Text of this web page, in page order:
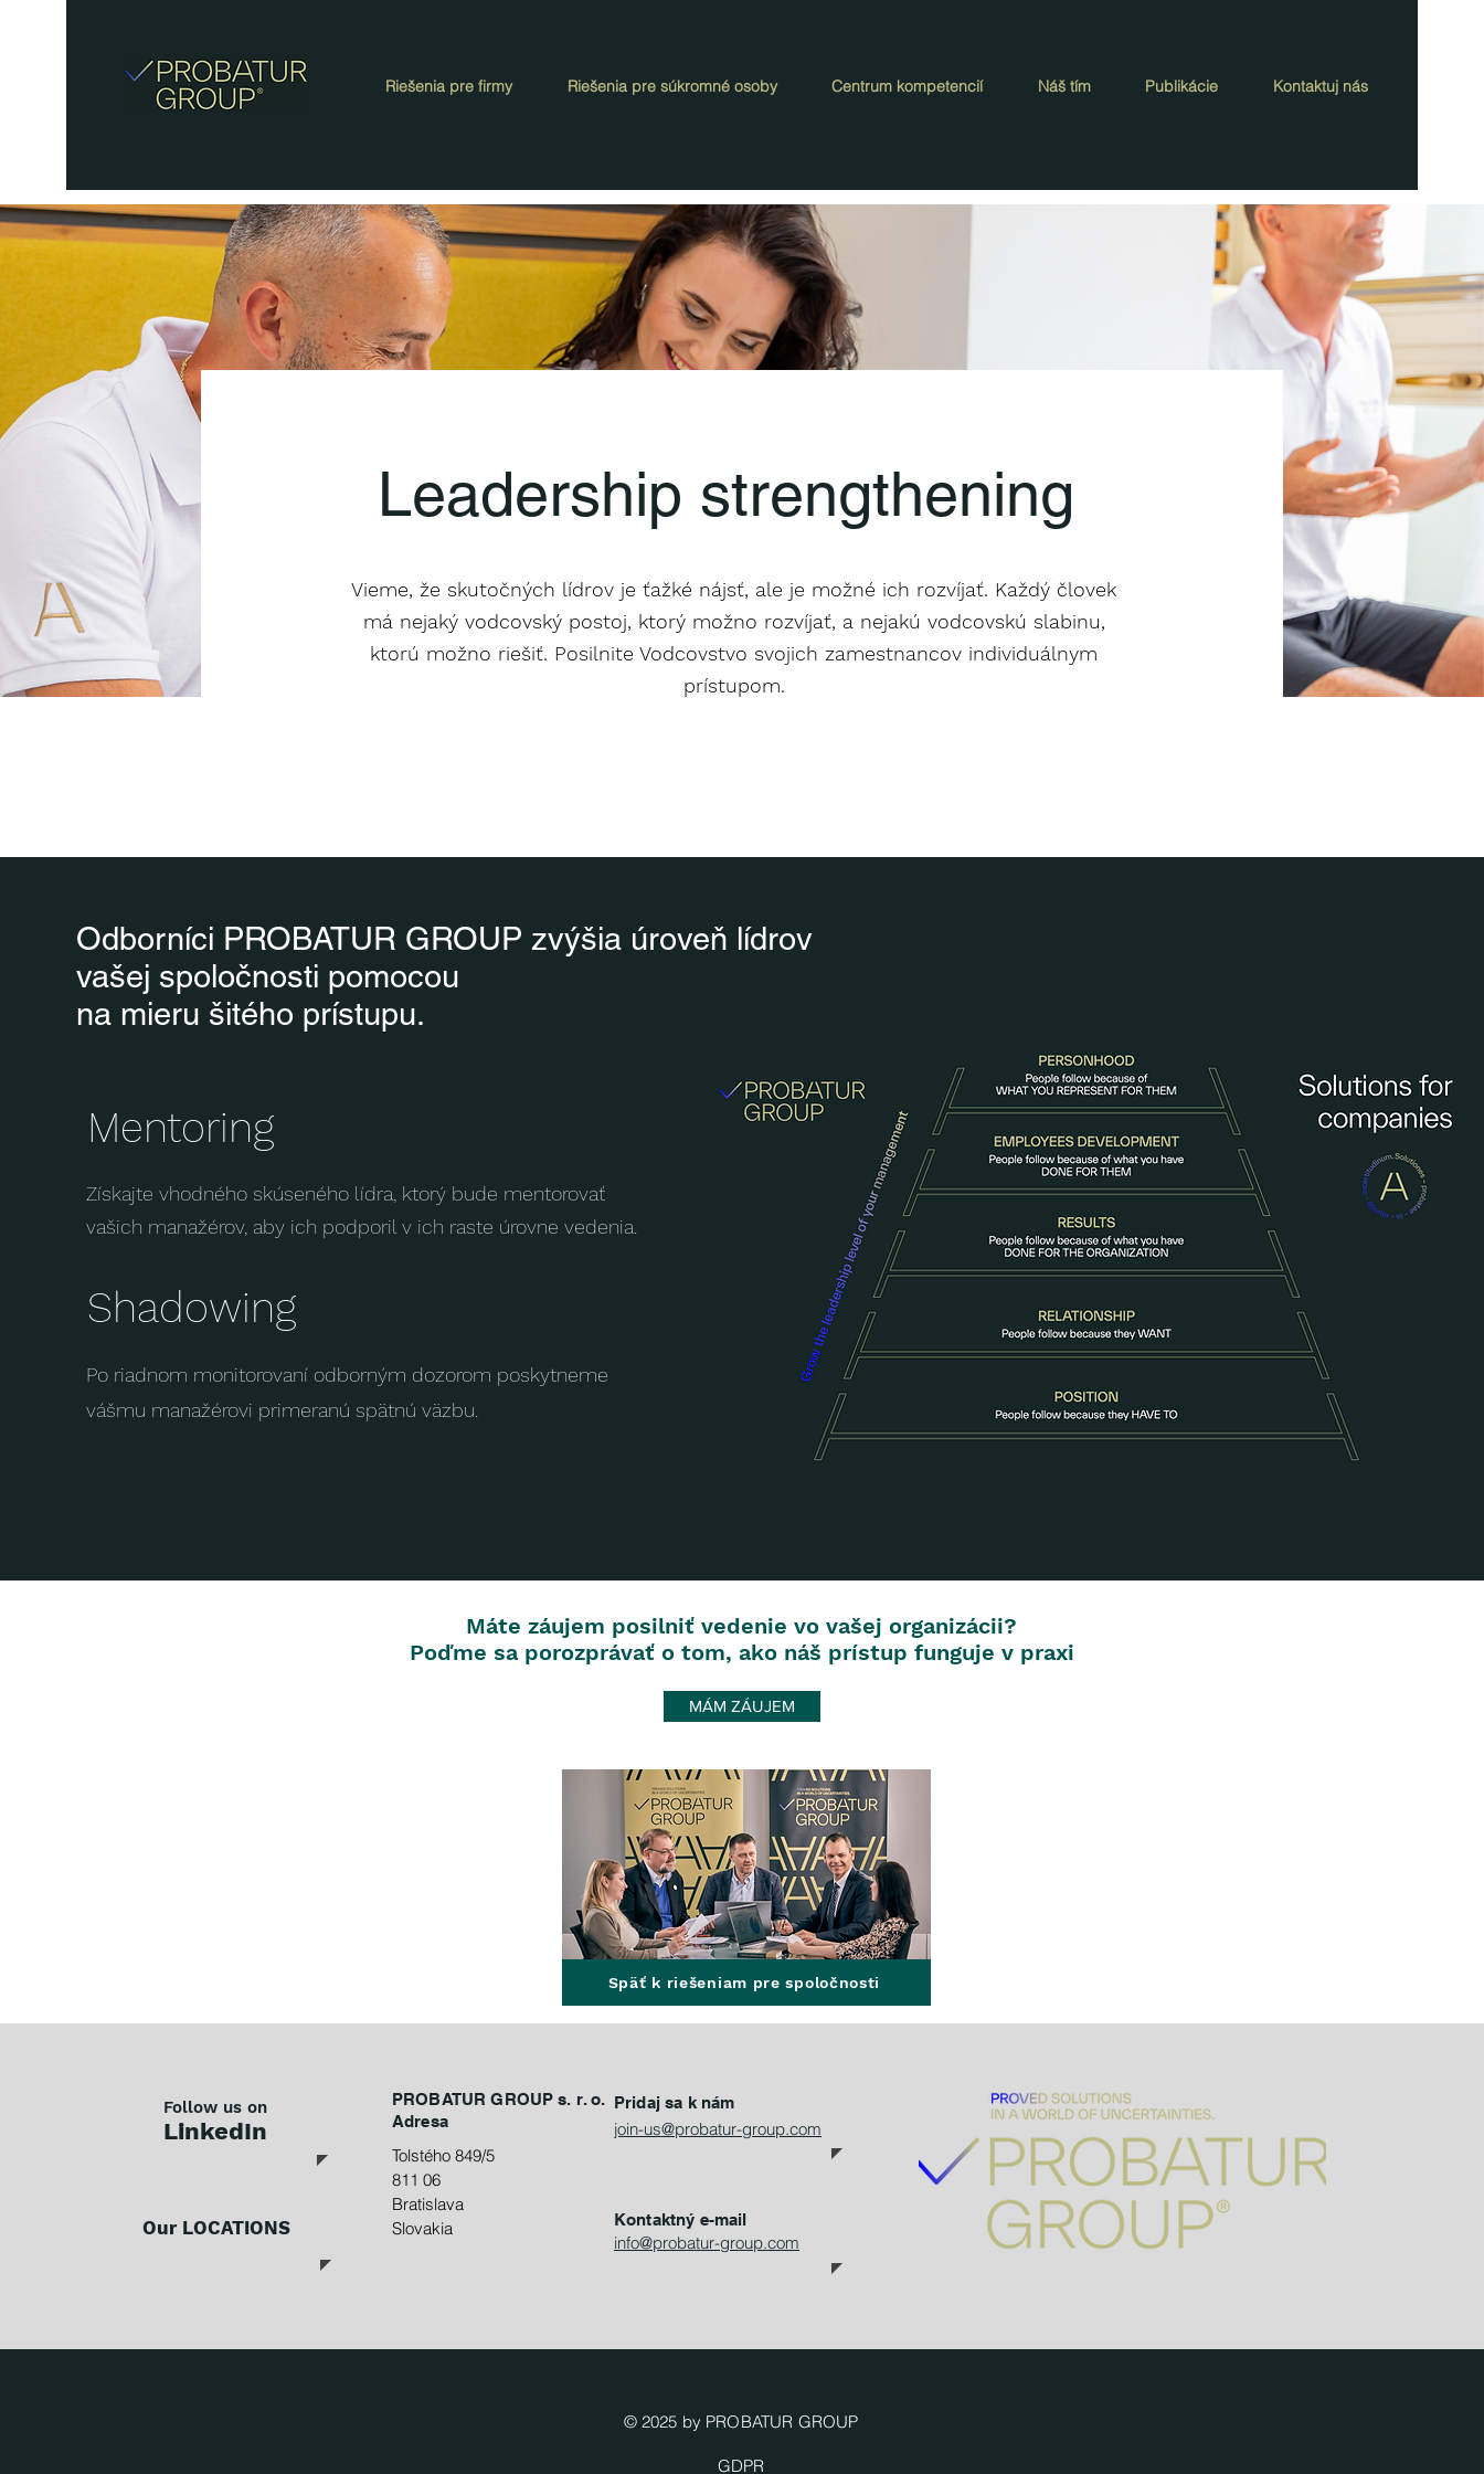
Riešenia pre firmy Riešenia pre súkromné osoby Centrum kompetencií Náš tím Publikácie Kontaktuj nás
Leadership strengthening
Vieme, že skutočných lídrov je ťažké nájsť, ale je možné ich rozvíjať. Každý človek
má nejaký vodcovský postoj, ktorý možno rozvíjať, a nejakú vodcovskú slabinu,
ktorú možno riešiť. Posilnite Vodcovstvo svojich zamestnancov individuálnym
prístupom.
Odborníci PROBATUR GROUP zvýšia úroveň lídrov
vašej spoločnosti pomocou
na mieru šitého prístupu.
Mentoring
Získajte vhodného skúseného lídra, ktorý bude mentorovať
vašich manažérov, aby ich podporil v ich raste úrovne vedenia.
Shadowing
Po riadnom monitorovaní odborným dozorom poskytneme
vášmu manažérovi primeranú spätnú väzbu.
Máte záujem posilniť vedenie vo vašej organizácii?
Poďme sa porozprávať o tom, ako náš prístup funguje v praxi
MÁM ZÁUJEM
Späť k riešeniam pre spoločnosti
Follow us on
LinkedIn
Our LOCATIONS
PROBATUR GROUP s. r. o.
Adresa
Tolstého 849/5
811 06
Bratislava
Slovakia
Pridaj sa k nám
join-us@probatur-group.com
Kontaktný e-mail
info@probatur-group.com
© 2025 by PROBATUR GROUP
GDPR